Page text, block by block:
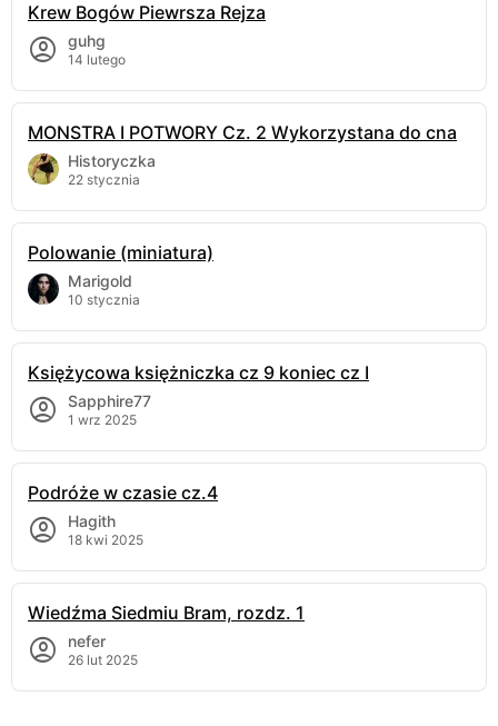
Krew Bogów Piewrsza Rejza
guhg
14 lutego
MONSTRA I POTWORY Cz. 2 Wykorzystana do cna
Historyczka
22 stycznia
Polowanie (miniatura)
Marigold
10 stycznia
Księżycowa księżniczka cz 9 koniec cz I
Sapphire77
1 wrz 2025
Podróże w czasie cz.4
Hagith
18 kwi 2025
Wiedźma Siedmiu Bram, rozdz. 1
nefer
26 lut 2025